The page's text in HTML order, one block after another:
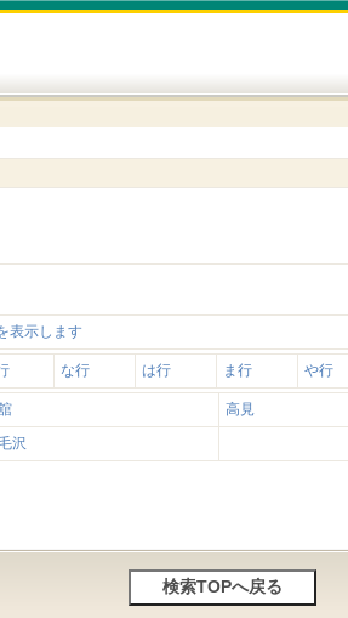
表示します
な行 は行 ま行 や行
高見
沢